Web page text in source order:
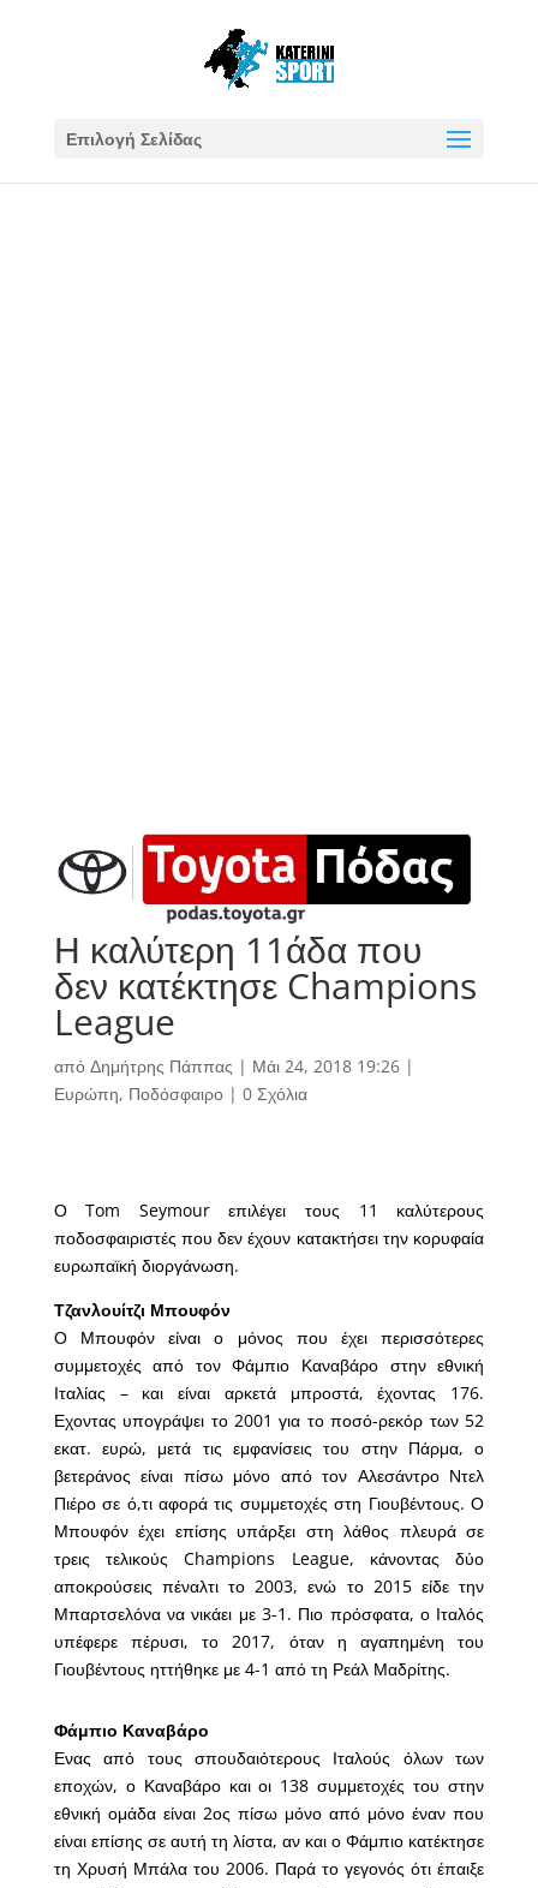
Επιλογή Σελίδας
Η καλύτερη 11άδα που
δεν κατέκτησε Champions
League
από Δημήτρης Πάππας | Μάι 24, 2018 19:26|
Ευρώπη, Ποδόσφαιρο| 0 Σχόλια
Ο Tom Seymour επιλέγει τους 11 καλύτερους
ποδοσφαιριστές που δεν έχουν κατακτήσει την κορυφαία
ευρωπαϊκή διοργάνωση.
Τζανλουίτζι Μπουφόν
Ο Μπουφόν είναι ο μόνος που έχει περισσότερες
συμμετοχές από τον Φάμπιο Καναβάρο στην εθνική
Ιταλίας – και είναι αρκετά μπροστά, έχοντας 176.
Εχοντας υπογράψει το 2001 για το ποσό-ρεκόρ των 52
εκατ. ευρώ, μετά τις εμφανίσεις του στην Πάρμα, ο
βετεράνος είναι πίσω μόνο από τον Αλεσάντρο Ντελ
Πιέρο σε ό,τι αφορά τις συμμετοχές στη Γιουβέντους. Ο
Μπουφόν έχει επίσης υπάρξει στη λάθος πλευρά σε
τρεις τελικούς Champions League, κάνοντας δύο
αποκρούσεις πέναλτι το 2003, ενώ το 2015 είδε την
Μπαρτσελόνα να νικάει με 3-1. Πιο πρόσφατα, ο Ιταλός
υπέφερε πέρυσι, το 2017, όταν η αγαπημένη του
Γιουβέντους ηττήθηκε με 4-1 από τη Ρεάλ Μαδρίτης.
Φάμπιο Καναβάρο
Ενας από τους σπουδαιότερους Ιταλούς όλων των
εποχών, ο Καναβάρο και οι 138 συμμετοχές του στην
εθνική ομάδα είναι 2ος πίσω μόνο από μόνο έναν που
είναι επίσης σε αυτή τη λίστα, αν και ο Φάμπιο κατέκτησε
τη Χρυσή Μπάλα του 2006. Παρά το γεγονός ότι έπαιξε